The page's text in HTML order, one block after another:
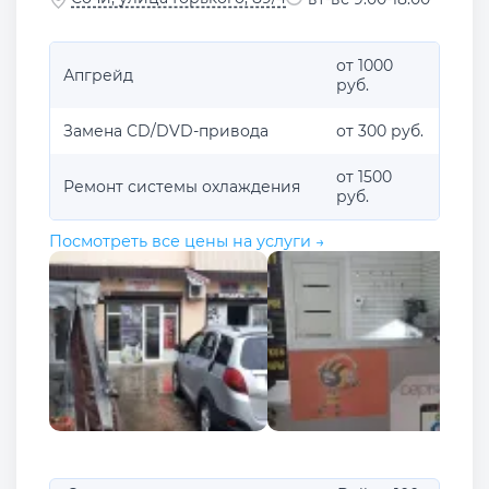
Апгрейд
от 1000
руб.
Замена CD/DVD-привода от 300 руб.
Ремонт системы охлаждения
от 1500
руб.
Посмотреть все цены на услуги →